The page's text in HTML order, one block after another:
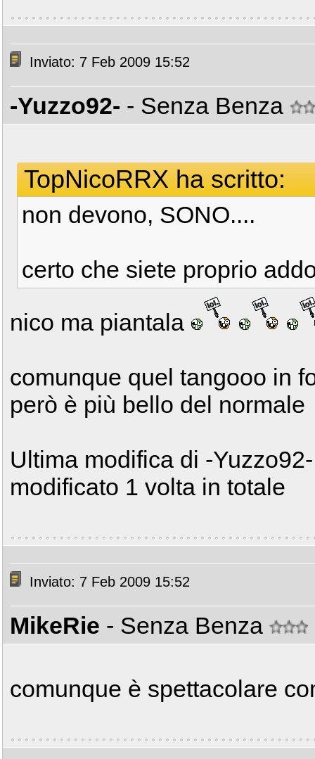
Inviato: 7 Feb 2009 15:52
-Yuzzo92- - Senza Benza
TopNicoRRX ha scritto:
non devono, SONO....
certo che siete proprio
nico ma piantala
comunque quel tangooo in
però è più bello del normale
Ultima modifica di -
modificato 1 volta in totale
Inviato: 7 Feb 2009 15:52
MikeRie - Senza Benza
comunque è spettacolare